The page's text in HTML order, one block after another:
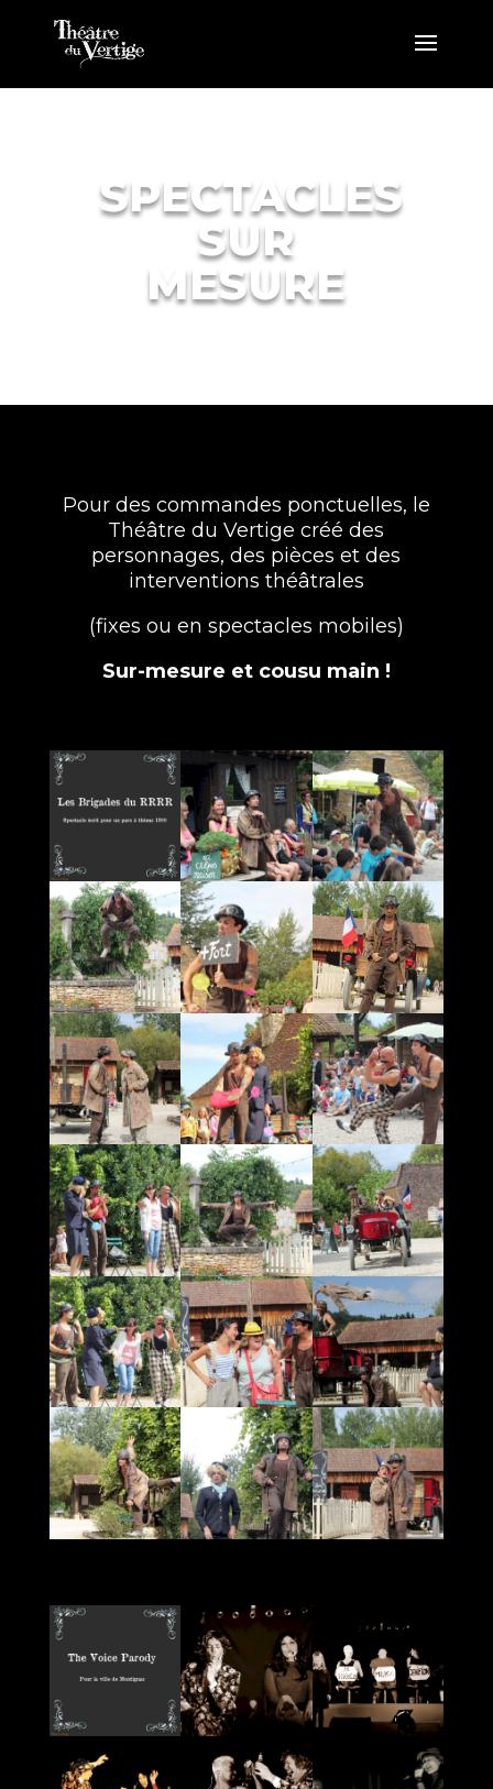
SPECTACLES
SUR
MESURE
Pour des commandes ponctuelles, le
Théâtre du Vertige créé des
personnages, des pièces et des
interventions théâtrales
(fixes ou en spectacles mobiles)
Sur-mesure et cousu main !